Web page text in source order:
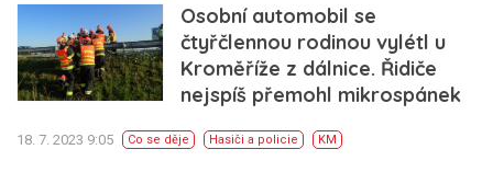
Osobní automobil se
čtyřčlennou rodinou vylétl u
Kroměříže z dálnice. Řidiče
nejspíš přemohl mikrospánek
18. 7. 2023 9:05 Co se děje Hasiči a policie KM